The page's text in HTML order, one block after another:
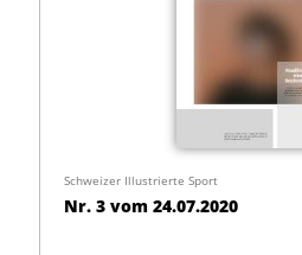
Schweizer Illustrierte Sport
Nr. 3 vom 24.07.2020